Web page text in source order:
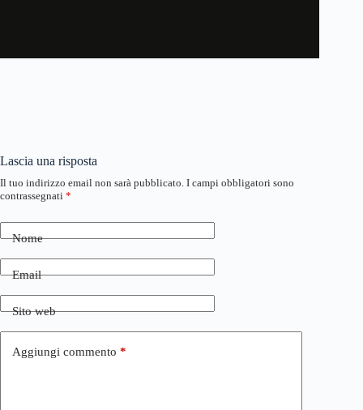
Lascia una risposta
Il tuo indirizzo email non sarà pubblicato. I campi obbligatori sono
contrassegnati *
Nome
Email
Sito web
Aggiungi commento *